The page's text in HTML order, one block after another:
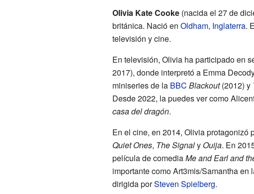
Olivia Kate Cooke(nacida el 27 de
británica. Nació en Oldham, Inglaterra.
televisión y cine.
En televisión, Olivia ha participado en
2017), donde interpretó a Emma
miniseries de la BBC Blackout(2012) y
Desde 2022, la puedes ver como
casa del dragón.
En el cine, en 2014, Olivia protagonizó
Quiet Ones, The Signaly Ouija. En
película de comediaMe and Earl and
importante como Art3mis/Samantha en
dirigida porSteven Spielberg.